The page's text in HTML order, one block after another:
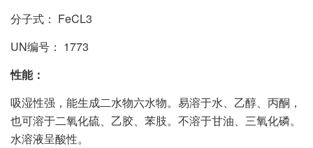
分子式： FeCL3
UN编号： 1773
性能：
吸湿性强，能生成二水物六水物。易溶于水、乙醇、丙酮，
也可溶于二氧化硫、乙胶、苯肢。不溶于甘油、三氧化磷。
水溶液呈酸性。